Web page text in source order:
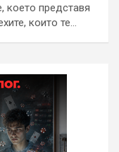
което представя
които те…